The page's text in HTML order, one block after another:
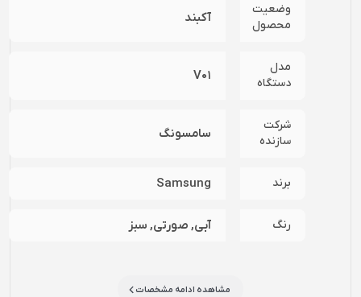
وضعیت
محصول
آکبند
مدل
دستگاه
V01
شرکت
سازنده
سامسونگ
برند Samsung
رنگ آبی, صورتی, سبز
مشاهده ادامه مشخصات